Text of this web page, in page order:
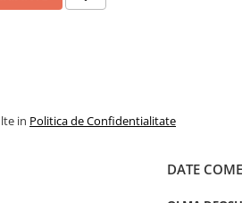
in Politica de Confidentialitate
DATE